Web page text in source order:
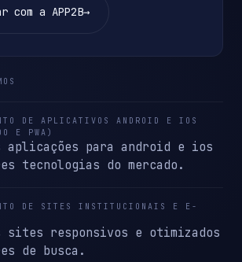
com a APP2B→
DE APLICATIVOS ANDROID E IOS
E PWA)
aplicações para android e ios
tecnologias do mercado.
DE SITES INSTITUCIONAIS E E-
sites responsivos e otimizados
de busca.